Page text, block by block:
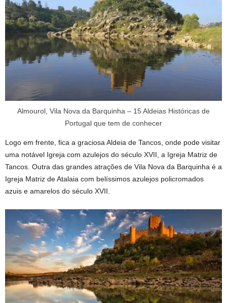
Almourol, Vila Nova da Barquinha – 15 Aldeias Históricas de
Portugal que tem de conhecer
Logo em frente, fica a graciosa Aldeia de Tancos, onde pode visitar
uma notável Igreja com azulejos do século XVII, a Igreja Matriz de
Tancos. Outra das grandes atrações de Vila Nova da Barquinha é a
Igreja Matriz de Atalaia com belíssimos azulejos policromados
azuis e amarelos do século XVII.